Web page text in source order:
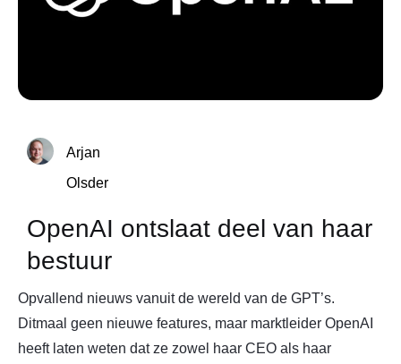
Arjan
Olsder
OpenAI ontslaat deel van haar
bestuur
Opvallend nieuws vanuit de wereld van de GPT’s.
Ditmaal geen nieuwe features, maar marktleider OpenAI
heeft laten weten dat ze zowel haar CEO als haar